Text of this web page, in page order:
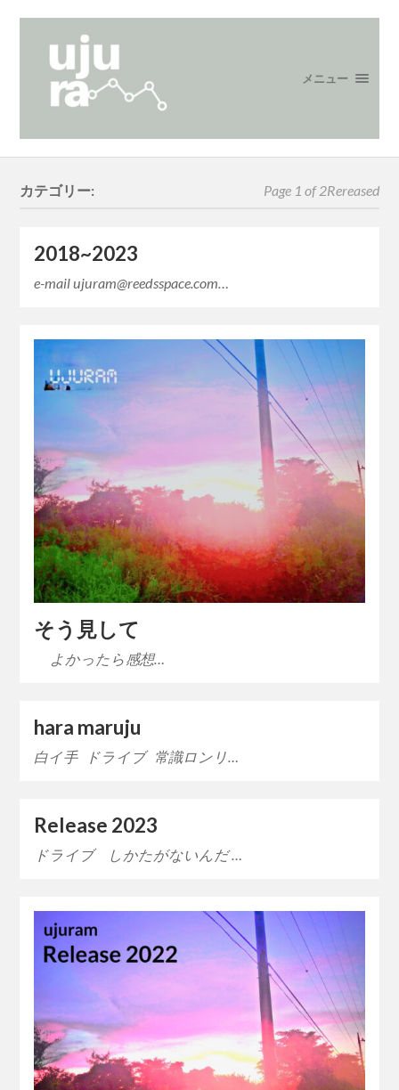
メニュー
カテゴリー: Rereased
Page 1 of 2
2018~2023
e-mail ujuram@reedsspace.com…
そう見して
よかったら感想…
hara maruju
白イ手 ドライブ 常識ロンリ…
Release 2023
ドライブ しかたがないんだ …